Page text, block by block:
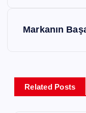
g
e
Markanın
Related Posts